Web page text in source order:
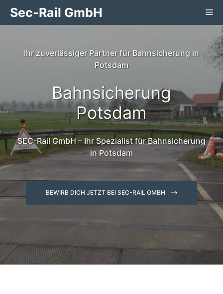
Zum
InhaltSec-Rail GmbH
Ihr zuverlässiger Partner für Bahnsicherung in
Potsdam
Bahnsicherung
Potsdam
SEC-Rail GmbH – Ihr Spezialist für Bahnsicherung
in Potsdam
BEWIRB DICH JETZT BEI SEC-RAIL GMBH